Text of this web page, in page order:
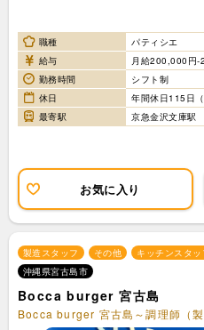
職種
パティシエ
給与
月給200,000円-
勤務時間
シフト制
休日
年間休日115日
最寄駅
京急金沢文庫駅
お気に入り
製造スタッフ その他 キッチンスタッ
沖縄県宮古島市
Bocca burger 宮古島
Bocca burger 宮古島～調理師（